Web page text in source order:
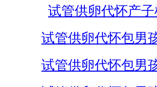
试管供卵代怀产子
试管供卵代怀包男
试管供卵代怀包男